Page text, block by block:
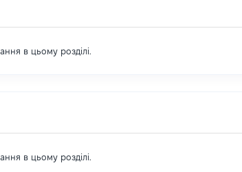
в цьому розділі.
в цьому розділі.